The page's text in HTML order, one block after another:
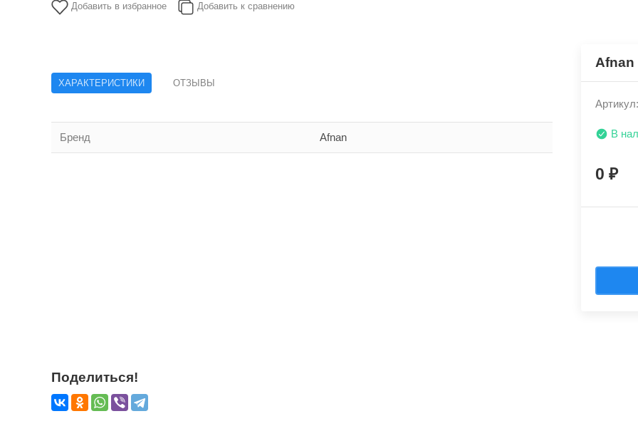
Добавить в избранное Добавить к сравнению
ХАРАКТЕРИСТИКИ ОТЗЫВЫ
Бренд Afnan
Afnan
В
0
Поделиться!